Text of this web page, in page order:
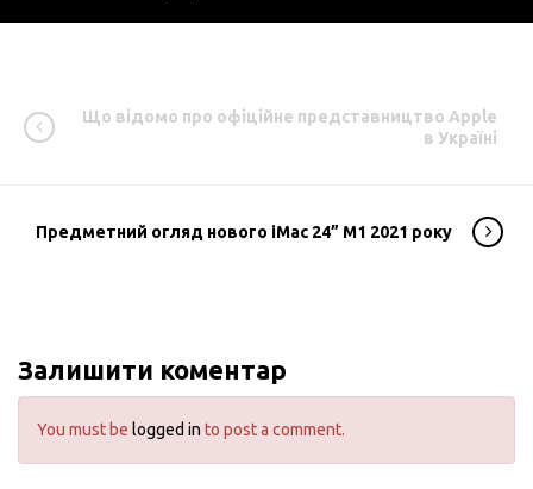
Що відомо про офіційне представництво Apple
в Україні
Предметний огляд нового iMac 24” M1 2021 року
Залишити коментар
You must be logged in to post a comment.